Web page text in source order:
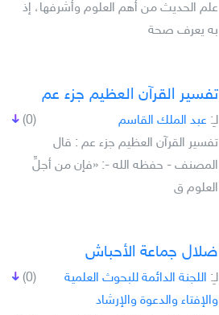
علم الحديث من أهم العلوم وأشرفها، إذ
به يعرف صحة
تفسير القرآن العظيم جزء عم
(0) لـِ: عبد الملك القاسم
تفسير القرآن العظيم جزء عم : قال
المصنف - حفظه الله -: «فإن من أجلِّ
العلوم ق
ضلال جماعة الأحباش
(0) لـِ: اللجنة الدائمة للبحوث العلمية
والإفتاء والدعوة والإرشاد